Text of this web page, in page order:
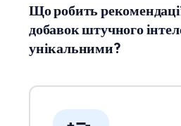
Що робить
добавок штучного
унікальними?